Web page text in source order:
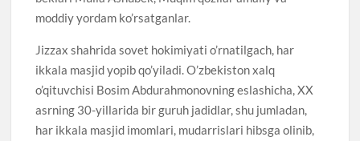
moddiy yordam ko’rsatganlar.
Jizzax shahrida sovet hokimiyati o’rnatilgach, har
ikkala masjid yopib qo’yiladi. O’zbekiston xalq
o’qituvchisi Bosim Abdurahmonovning eslashicha, XX
asrning 30-yillarida bir guruh jadidlar, shu jumladan,
har ikkala masjid imomlari, mudarrislari hibsga olinib,